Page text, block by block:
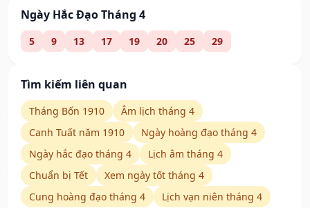
Ngày Hắc Đạo Tháng 4
5 9 13 17 19 20 25 29
Tìm kiếm liên quan
Tháng Bốn 1910
Âm lịch tháng 4
Canh Tuất năm 1910
Ngày hoàng đạo tháng 4
Ngày hắc đạo tháng 4
Lịch âm tháng 4
Chuẩn bị Tết
Xem ngày tốt tháng 4
Cung hoàng đạo tháng 4
Lịch vạn niên tháng 4